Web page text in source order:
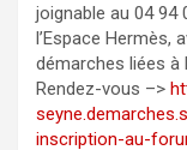
joignable au 04 94
l’Espace Hermès,
démarches liées à
Rendez-vous –>
inscription-au-